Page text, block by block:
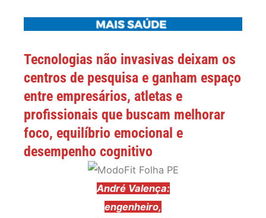
Tecnologias não invasivas deixam os
centros de pesquisa e ganham espaço
entre empresários, atletas e
profissionais que buscam melhorar
foco, equilíbrio emocional e
desempenho cognitivo
André Valença:
engenheiro,